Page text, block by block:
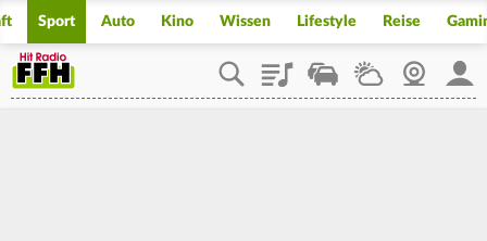
Sport Auto Kino Wissen Lifestyle Reise
PlaylistStaupilotWetterWebcam